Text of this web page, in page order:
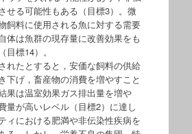
せる可能性もある（目標3）。微
飼料に使用される魚に対する需要
体は魚群の現存量に改善効果をも
目標14）。
れたとすると，安価な飼料の供給
下げ，畜産物の消費を増やすこと
果は温室効果ガス排出量を増や
量が高いレベル（目標2）に達し
ィにおける肥満や非伝染性疾病を